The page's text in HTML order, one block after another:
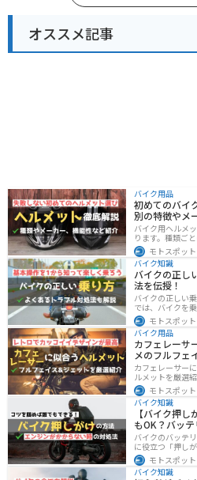
オススメ記事
バイク用品
初めてのバイ
別の特徴やメ
バイク用ヘルメ
ります。種類ご
ト選びで失敗し
うにしましょう
ット、有名メー
まとめました。
モトスポット
バイク知識
バイクの正し
法を伝授！
バイクの正しい
では、バイクを
トラブルと対処
ける部分はかな
を読めば、安全
モトスポット
バイク用品
カフェレーサ
メのフルフェ
カフェレーサー
ルメットを厳選
の多彩なライン
現。こだわりの
フをより魅力的
モトスポット
バイク知識
【バイク押
もOK？バッ
バイクのバッテ
に役立つ「押し
がけができるバ
のバイクができ
モトスポット
バイク知識